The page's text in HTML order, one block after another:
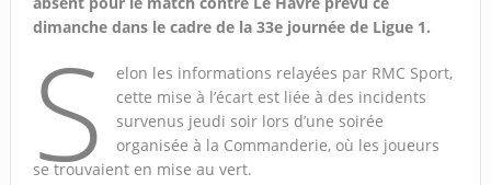
dimanche dans le cadre de la 33e journée de Ligue 1.
S
elon les informations relayées par RMC Sport,
cette mise à l’écart est liée à des incidents
survenus jeudi soir lors d’une soirée
organisée à la Commanderie, où les joueurs
se trouvaient en mise au vert.